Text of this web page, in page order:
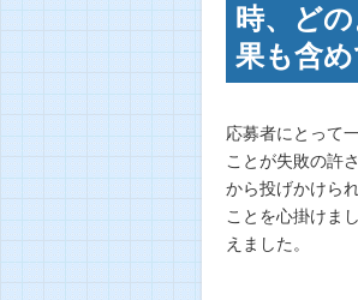
時、ど
果も含
応募者にとって
ことが失敗の許
から投げかけら
ことを心掛けま
えました。